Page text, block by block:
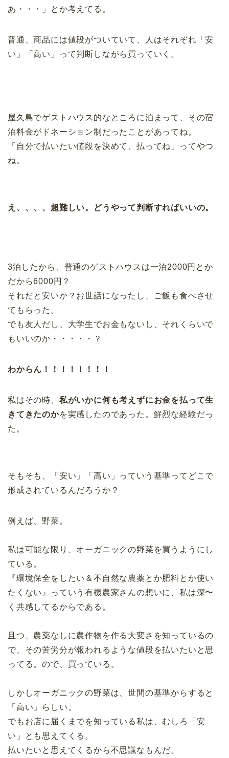
あ・・・」とか考えてる。
普通、商品には値段がついていて、人はそれぞれ「安
い」「高い」って判断しながら買っていく。
屋久島でゲストハウス的なところに泊まって、その宿
泊料金がドネーション制だったことがあってね。
「自分で払いたい値段を決めて、払ってね」ってやつ
ね。
え、、、、超難しい。どうやって判断すればいいの。
3泊したから、普通のゲストハウスは一泊2000円とか
だから6000円？
それだと安いか？お世話になったし、ご飯も食べさせ
てもらった。
でも友人だし、大学生でお金もないし、それくらいで
もいいのか・・・・・？
わからん！！！！！！！！
私はその時、 私がいかに何も考えずにお金を払って生
きてきたのかを実感したのであった。鮮烈な経験だっ
た。
そもそも、「安い」「高い」っていう基準ってどこで
形成されているんだろうか？
例えば、野菜。
私は可能な限り、オーガニックの野菜を買うようにし
ている。
『環境保全をしたい＆不自然な農薬とか肥料とか使い
たくない』っていう有機農家さんの想いに、私は深〜
く共感してるからである。
且つ、農薬なしに農作物を作る大変さを知っているの
で、その苦労分が報われるような値段を払いたいと思
ってる。ので、買っている。
しかしオーガニックの野菜は、世間の基準からすると
「高い」らしい。
でもお店に届くまでを知っている私は、むしろ「安
い」とも思えてくる。
払いたいと思えてくるから不思議なもんだ。